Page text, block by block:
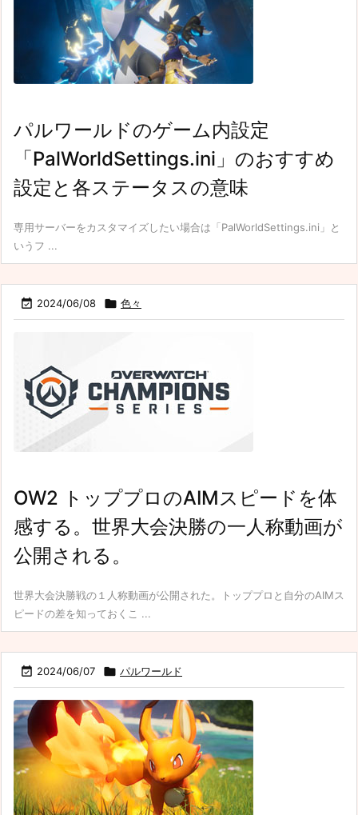
パルワールドのゲーム内設定
「PalWorldSettings.ini」のおすすめ
設定と各ステータスの意味
専用サーバーをカスタマイズしたい場合は「PalWorldSettings.ini」と
いうフ ...
 2024/06/08  色々
OW2 トッププロのAIMスピードを体
感する。世界大会決勝の一人称動画が
公開される。
世界大会決勝戦の１人称動画が公開された。トッププロと自分のAIMス
ピードの差を知っておくこ ...
 2024/06/07  パルワールド